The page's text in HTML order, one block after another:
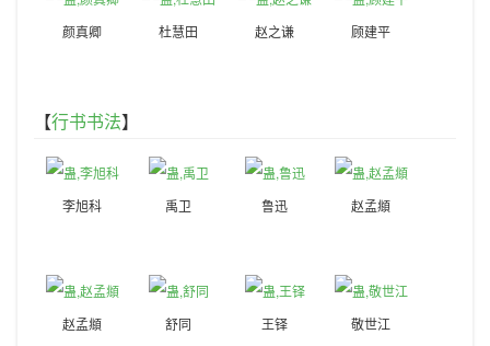
颜真卿 杜慧田 赵之谦 顾建平
【行书书法】
李旭科 禹卫 鲁迅 赵孟頫
赵孟頫 舒同 王铎 敬世江